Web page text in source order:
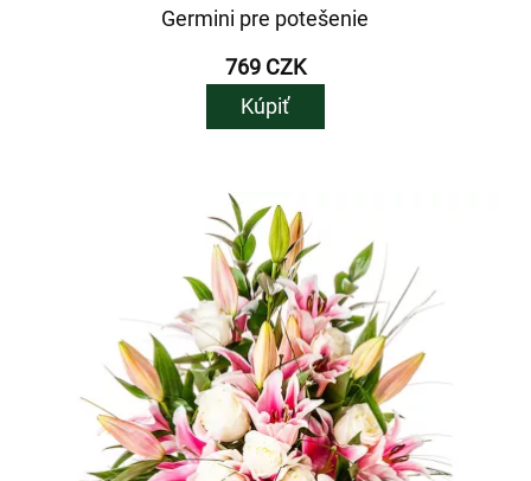
Germini pre potešenie
769 CZK
Kúpiť